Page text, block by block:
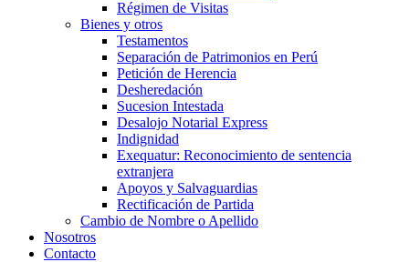
Régimen de Visitas
Bienes y otros
Testamentos
Separación de Patrimonios en Perú
Petición de Herencia
Desheredación
Sucesion Intestada
Desalojo Notarial Express
Indignidad
Exequatur: Reconocimiento de sentencia
extranjera
Apoyos y Salvaguardias
Rectificación de Partida
Cambio de Nombre o Apellido
Nosotros
Contacto